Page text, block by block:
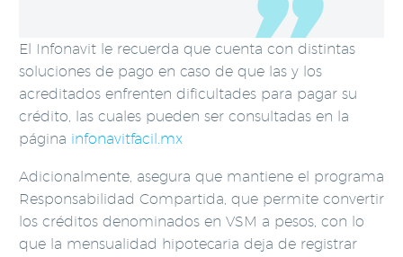
El Infonavit le recuerda que cuenta con distintas
soluciones de pago en caso de que las y los
acreditados enfrenten dificultades para pagar su
crédito, las cuales pueden ser consultadas en la
página infonavitfacil.mx
Adicionalmente, asegura que mantiene el programa
Responsabilidad Compartida, que permite convertir
los créditos denominados en VSM a pesos, con lo
que la mensualidad hipotecaria deja de registrar